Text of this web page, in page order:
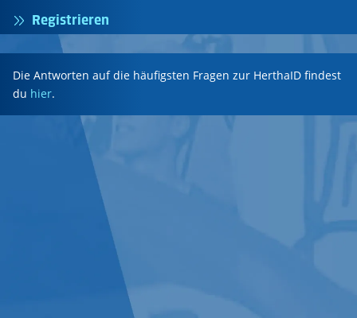
Registrieren
Die Antworten auf die häufigsten Fragen zur HerthaID findest
du hier.